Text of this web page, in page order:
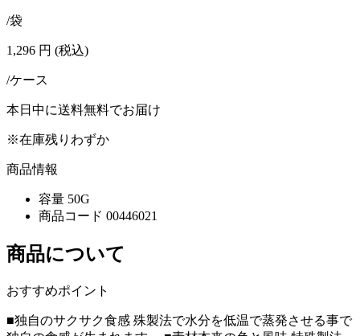
/袋
1,296 円 (税込)
/ケース
本日中に送料無料でお届け
※在庫残りわずか
商品情報
容量 50G
商品コード 00446021
商品について
おすすめポイント
■独自のサクサク食感 殊製法で水分を低温で蒸発させる事で